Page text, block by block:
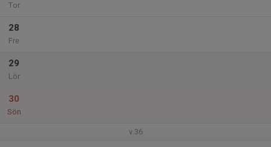
Tor
28
Fre
29
Lör
30
Sön
v.36